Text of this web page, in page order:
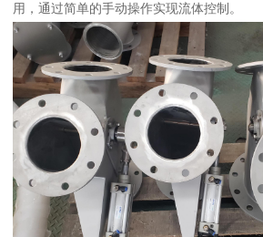
用，通过简单的手动操作实现流体控制。